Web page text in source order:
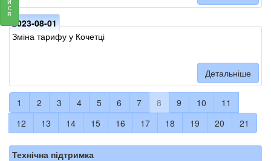
2023-08-01
Зміна тарифу у Кочетці
Детальніше
1 2 3 4 5 6 7 8 9 10
11
12
13 14 15 16 17 18 19 20 21
Технічна підтримка
с
я